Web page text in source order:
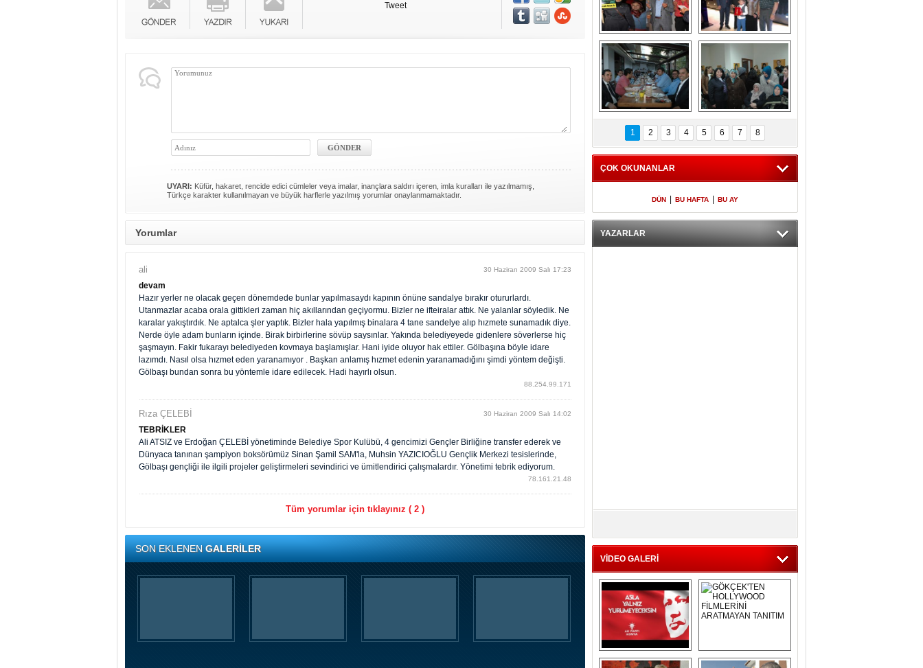
Tweet
UYARI: Küfür, hakaret, rencide edici cümleler veya imalar, inançlara saldırı içeren, imla kuralları ile yazılmamış,
Türkçe karakter kullanılmayan ve büyük harflerle yazılmış yorumlar onaylanmamaktadır.
Yorumlar
ali 30 Haziran 2009 Salı 17:23
devam
Hazır yerler ne olacak geçen dönemdede bunlar yapılmasaydı kapının önüne sandalye bırakır otururlardı.
Utanmazlar acaba orala gittikleri zaman hiç akıllarından geçiyormu. Bizler ne ifteiralar attık. Ne yalanlar söyledik. Ne
karalar yakıştırdık. Ne aptalca şler yaptık. Bizler hala yapılmış binalara 4 tane sandelye alıp hızmete sunamadık diye.
Nerde öyle adam bunların içinde. Birak birbirlerine sövüp saysınlar. Yakında belediyeyede gidenlere söverlerse hiç
şaşmayın. Fakir fukarayı belediyeden kovmaya başlamışlar. Hani iyide oluyor hak ettiler. Gölbaşına böyle idare
lazımdı. Nasıl olsa hızmet eden yaranamıyor . Başkan anlamış hızmet edenin yaranamadığını şimdi yöntem değişti.
Gölbaşı bundan sonra bu yöntemle idare edilecek. Hadi hayırlı olsun.
88.254.99.171
Rıza ÇELEBİ 30 Haziran 2009 Salı 14:02
TEBRİKLER
Ali ATSIZ ve Erdoğan ÇELEBİ yönetiminde Belediye Spor Kulübü, 4 gencimizi Gençler Birliğine transfer ederek ve
Dünyaca tanınan şampiyon boksörümüz Sinan Şamil SAM'la, Muhsin YAZICIOĞLU Gençlik Merkezi tesislerinde,
Gölbaşı gençliği ile ilgili projeler geliştirmeleri sevindirici ve ümitlendirici çalışmalardır. Yönetimi tebrik ediyorum.
78.161.21.48
Tüm yorumlar için tıklayınız ( 2 )
SON EKLENENGALERİLER
Gölbaşı GAZZE
İÇİN YÜRÜDÜ
Kaymakamlıktan
iftar yemeği
Kaymakamlıktan
iftar yemeği
NERGÜL
YILDIRIM SEÇİM
BÜROSUNU AÇTI
1 2 3 4 5 6 7 8
ÇOK OKUNANLAR
DÜN BU HAFTA BU AY
YAZARLAR
VİDEO GALERİ
Asla Yalnız
GÖKÇEK'TEN